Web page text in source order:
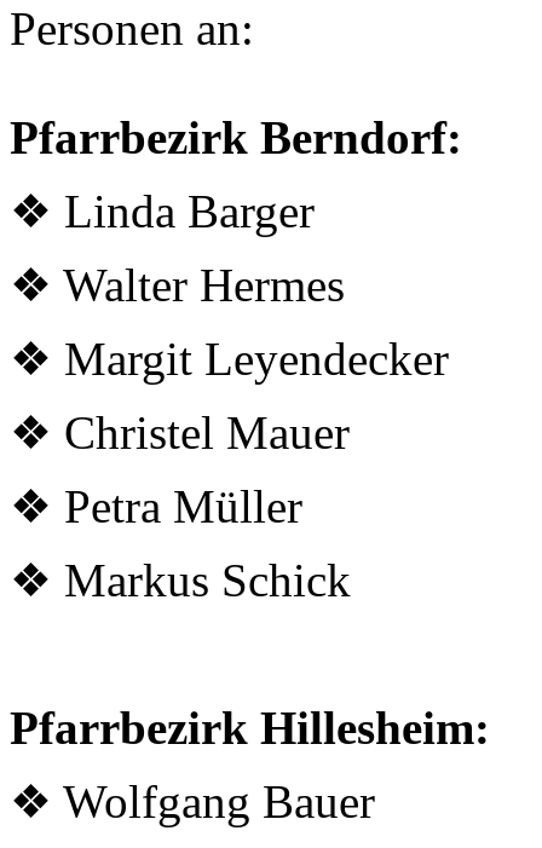
Personen an:
Pfarrbezirk Berndorf:
❖ Linda Barger
❖ Walter Hermes
❖ Margit Leyendecker
❖ Christel Mauer
❖ Petra Müller
❖ Markus Schick
Pfarrbezirk Hillesheim:
❖ Wolfgang Bauer